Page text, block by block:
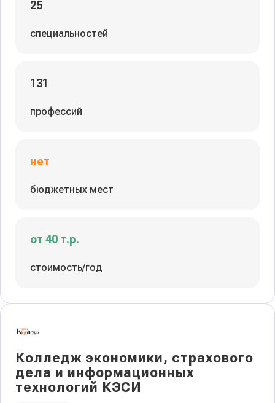
25
специальностей
131
профессий
нет
бюджетных мест
от 40 т.р.
стоимость/год
Колледж экономики, страхового
дела и информационных
технологий КЭСИ